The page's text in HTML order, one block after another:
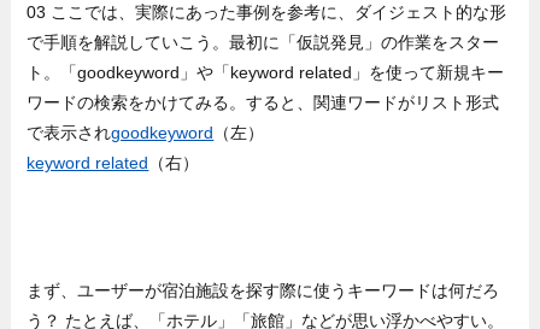
03 ここでは、実際にあった事例を参考に、ダイジェスト的な形
で手順を解説していこう。最初に「仮説発見」の作業をスター
ト。「goodkeyword」や「keyword related」を使って新規キー
ワードの検索をかけてみる。すると、関連ワードがリスト形式
で表示されgoodkeyword （左）
keyword related （右）
まず、ユーザーが宿泊施設を探す際に使うキーワードは何だろ
う？ たとえば、「ホテル」「旅館」などが思い浮かべやすい。